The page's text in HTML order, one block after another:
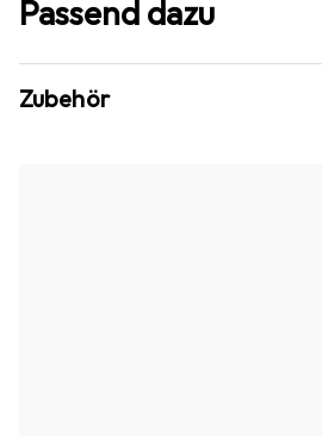
Passend dazu
Zubehör